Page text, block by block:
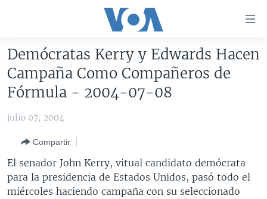
accesibilidad
contenido
Salte
principal
Salte
AMÉRICA DEL NORTE
EEUU
ELECCIONES EEUU 2024
VOA VERIFICA INMIGRACIÓN
VOA VERIFICA AMÉRICA LATINA
ARGENTINA
BOLIVIA
COLOMBIA
CHINA EN AMÉRICA LATINA
CENTROAMÉRICA
COSTA RICA
OTRAS SECCIONES
Demócratas Kerry y Edwards Hacen
Campaña Como Compañeros de
Fórmula - 2004-07-08
julio 07, 2004
Compartir
El senador John Kerry, vitual candidato demócrata
para la presidencia de Estados Unidos, pasó todo el
miércoles haciendo campaña con su seleccionado